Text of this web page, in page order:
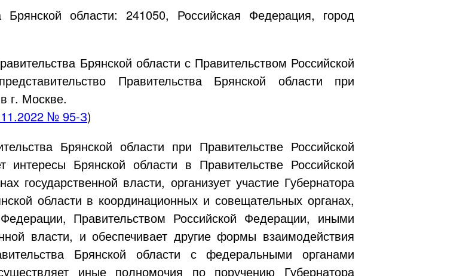
области: 241050, Российская Федерация, город
Брянской области с Правительством Российской
Правительства Брянской области при
г. Москве.
№ 95-З)
Брянской области при Правительстве Российской
Брянской области в Правительстве Российской
государственной власти, организует участие Губернатора
области в координационных и совещательных органах,
Правительством Российской Федерации, иными
власти, и обеспечивает другие формы взаимодействия
Брянской области с федеральными органами
иные полномочия по поручению Губернатора